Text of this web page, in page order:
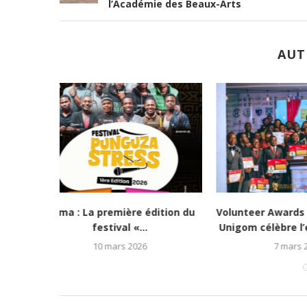
l’Académie des Beaux-Arts
Cybercriminalité en RDC : Le
garde des Sceaux...
4 mars 2026
KEMA
Batinda,